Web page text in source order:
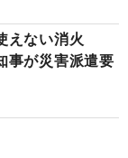
えない消火
事が災害派遣要